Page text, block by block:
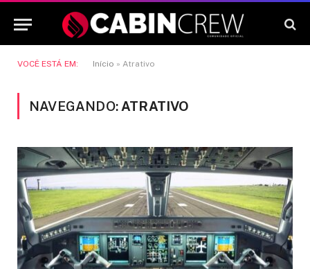
VOCÊ ESTÁ EM: Início » Atrativo
NAVEGANDO: ATRATIVO